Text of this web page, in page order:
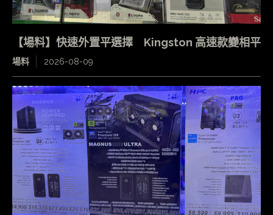
【場料】快速外置平選擇 Kingston 高速款變相平
場料 2026-08-09